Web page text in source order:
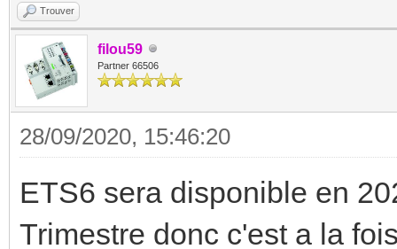
Trouver
filou59
Partner 66506
28/09/2020, 15:46:20
ETS6 sera disponible en
Trimestre donc c'est a la